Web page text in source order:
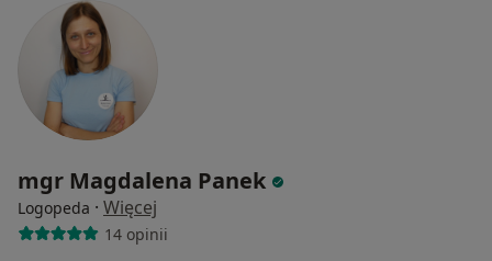
mgr Magdalena Panek
Logopeda · Więcej
14 opinii